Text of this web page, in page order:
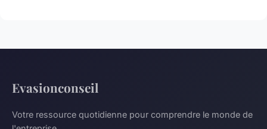
Evasionconseil
Votre ressource quotidienne pour comprendre le monde de